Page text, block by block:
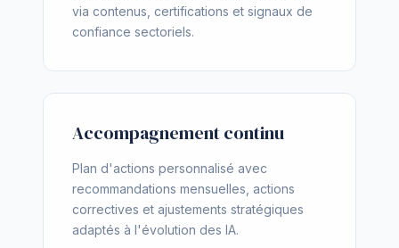
via contenus, certifications et signaux de
confiance sectoriels.
Accompagnement continu
Plan d'actions personnalisé avec
recommandations mensuelles, actions
correctives et ajustements stratégiques
adaptés à l'évolution des IA.